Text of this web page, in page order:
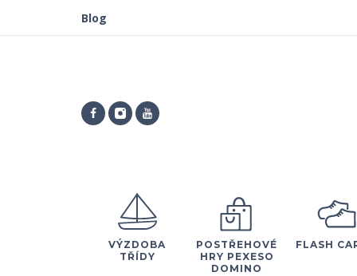
Blog
VÝZDOBA
TŘÍDY
POSTŘEHOVÉ
HRY PEXESO
DOMINO
FLASH